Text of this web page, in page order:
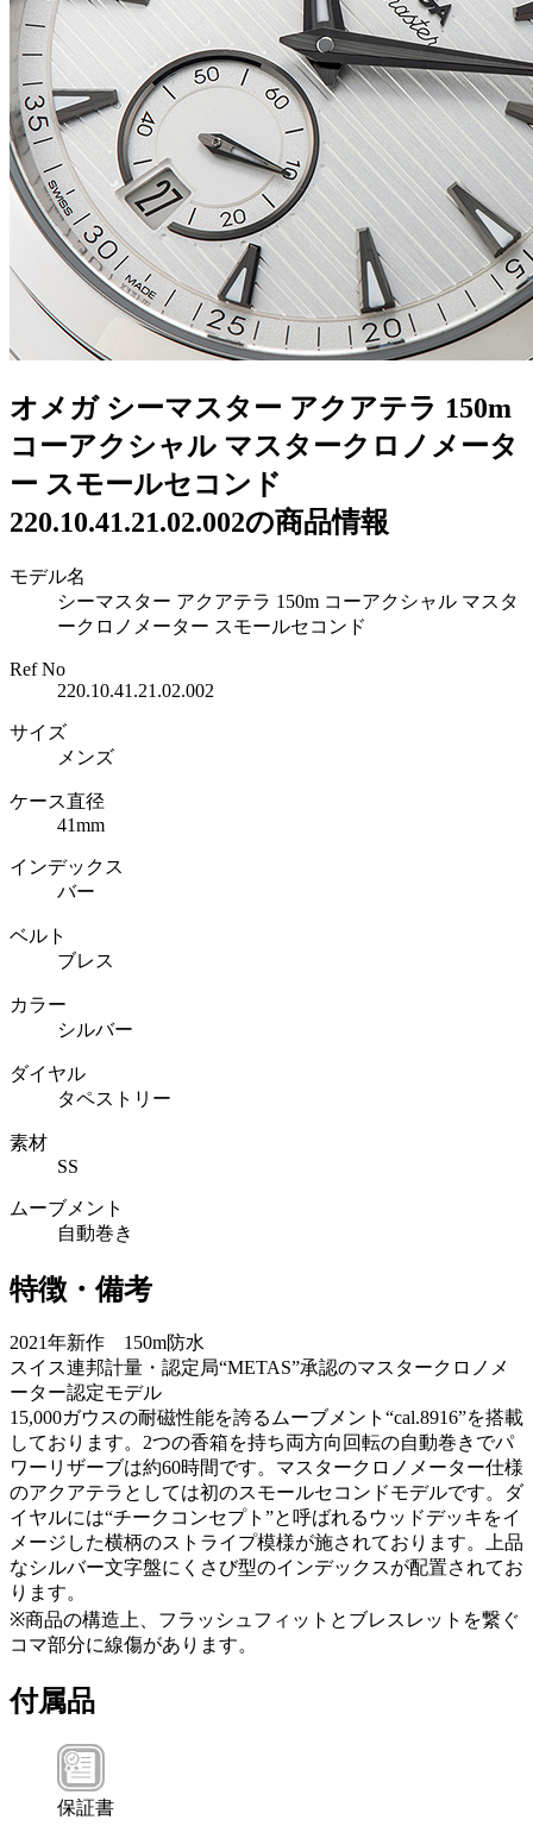
オメガ シーマスター アクアテラ 150m
コーアクシャル マスタークロノメータ
ー スモールセコンド
220.10.41.21.02.002の商品情報
モデル名
シーマスター アクアテラ 150m コーアクシャル マスタ
ークロノメーター スモールセコンド
Ref No
220.10.41.21.02.002
サイズ
メンズ
ケース直径
41mm
インデックス
バー
ベルト
ブレス
カラー
シルバー
ダイヤル
タペストリー
素材
SS
ムーブメント
自動巻き
特徴・備考
2021年新作 150m防水
スイス連邦計量・認定局“METAS”承認のマスタークロノメ
ーター認定モデル
15,000ガウスの耐磁性能を誇るムーブメント“cal.8916”を搭載
しております。2つの香箱を持ち両方向回転の自動巻きでパ
ワーリザーブは約60時間です。マスタークロノメーター仕様
のアクアテラとしては初のスモールセコンドモデルです。ダ
イヤルには“チークコンセプト”と呼ばれるウッドデッキをイ
メージした横柄のストライプ模様が施されております。上品
なシルバー文字盤にくさび型のインデックスが配置されてお
ります。
※商品の構造上、フラッシュフィットとブレスレットを繋ぐ
コマ部分に線傷があります。
付属品
保証書